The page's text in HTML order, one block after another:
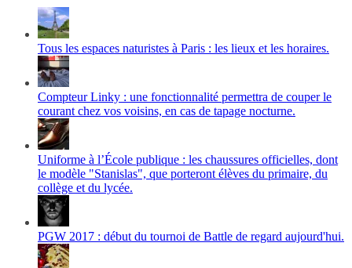
Tous les espaces naturistes à Paris : les lieux et les horaires.
Compteur Linky : une fonctionnalité permettra de couper le
courant chez vos voisins, en cas de tapage nocturne.
Uniforme à l’École publique : les chaussures officielles, dont
le modèle "Stanislas", que porteront élèves du primaire, du
collège et du lycée.
PGW 2017 : début du tournoi de Battle de regard aujourd'hui.